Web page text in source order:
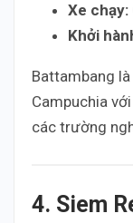
Xe chạy:
Khởi
Battambang
Campuchia
các trường
4. Siem